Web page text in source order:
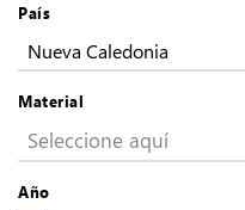
País
Nueva Caledonia
Material
Seleccione aquí
Año